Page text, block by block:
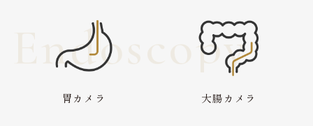
Endoscopy
胃カメラ 大腸カメラ